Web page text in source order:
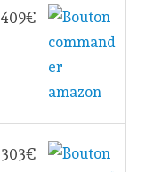
409€
303€